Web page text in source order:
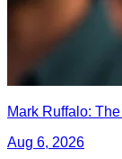
Mark Ruffalo:
Aug 6, 2026